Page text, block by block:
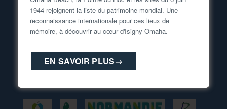
Tél. 02 31 21 46 00
accueil@isigny-omaha-tourisme.fr
Espace PRO
Espace GROUPES
1944 rejoignent la liste du patrimoine mondial. Une
reconnaissance internationale pour ces lieux de
mémoire, à découvrir au cœur d'Isigny-Omaha.
EN SAVOIR PLUS→